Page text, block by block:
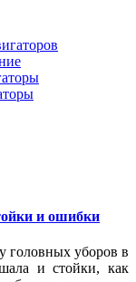
и ошибки
головных уборов в
и стойки, как